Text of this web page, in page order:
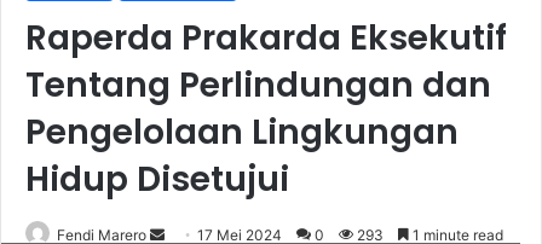
Raperda Prakarda Eksekutif
Tentang Perlindungan dan
Pengelolaan Lingkungan
Hidup Disetujui
Fendi Marero
Send17 Mei 2024 0 293 1 minute read